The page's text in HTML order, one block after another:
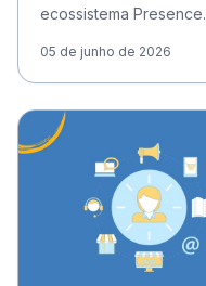
ecossistema Presence.
05 de junho de 2026